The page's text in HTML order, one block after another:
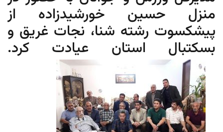
منزل حسین خورشیدزاده از
پیشکسوت رشته شنا، نجات غریق و
بسکتبال استان عیادت کرد.